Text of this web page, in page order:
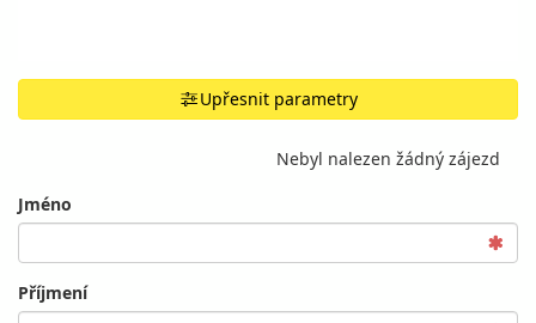
Upřesnit parametry
Nebyl nalezen žádný zájezd
Jméno
Příjmení